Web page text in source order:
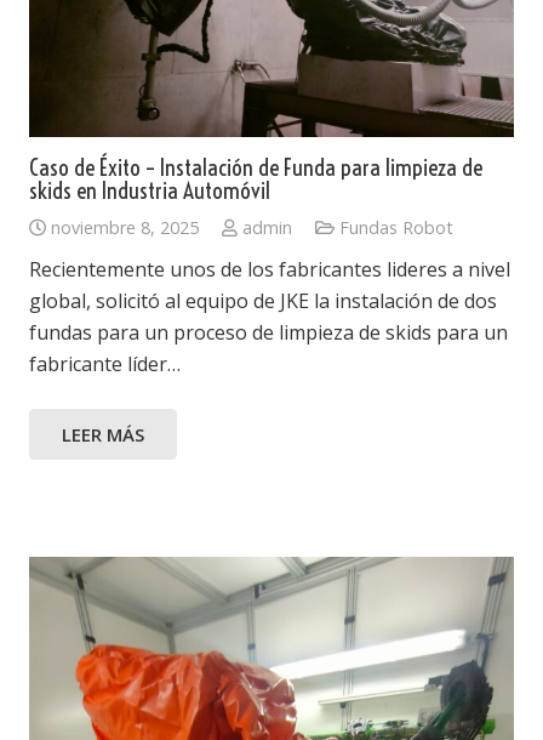
Caso de Éxito – Instalación de Funda para limpieza de
skids en Industria Automóvil
noviembre 8, 2025 admin Fundas Robot
Recientemente unos de los fabricantes lideres a nivel
global, solicitó al equipo de JKE la instalación de dos
fundas para un proceso de limpieza de skids para un
fabricante líder…
LEER MÁS